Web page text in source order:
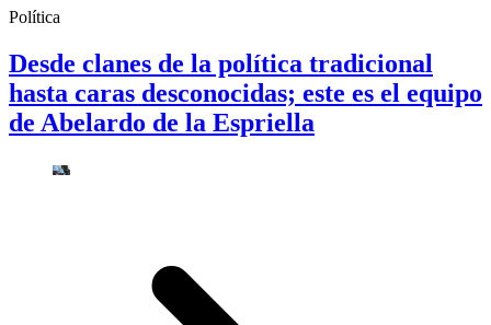
Política
Desde clanes de la política tradicional
hasta caras desconocidas; este es el equipo
de Abelardo de la Espriella